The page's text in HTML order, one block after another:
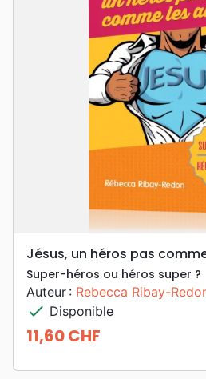
Jésus, un héros pas
Super-héros ou héros super ?
Auteur : Rebecca Ribay-
check Disponible
Prix
11,60 CHF